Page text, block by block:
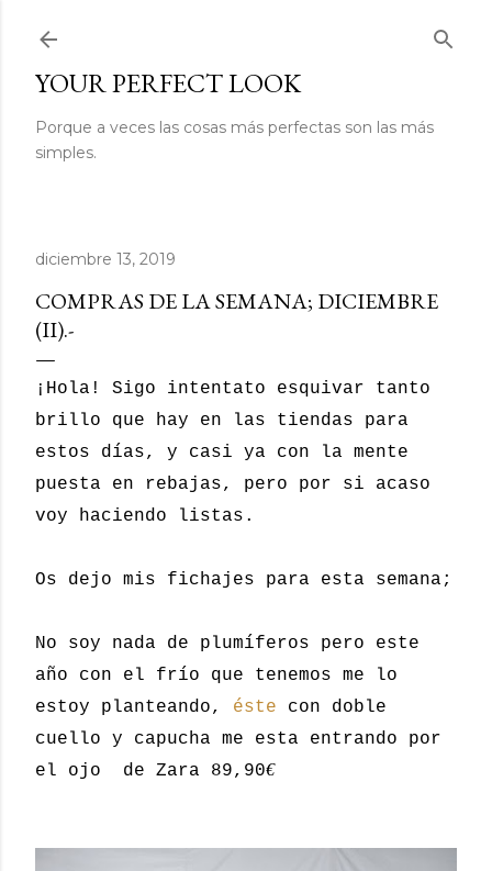
YOUR PERFECT LOOK
Porque a veces las cosas más perfectas son las más
simples.
diciembre 13, 2019
COMPRAS DE LA SEMANA; DICIEMBRE
(II).-
¡Hola! Sigo intentato esquivar tanto
brillo que hay en las tiendas para
estos días, y casi ya con la mente
puesta en rebajas, pero por si acaso
voy haciendo listas.
Os dejo mis fichajes para esta semana;
No soy nada de plumíferos pero este
año con el frío que tenemos me lo
estoy planteando, éste con doble
cuello y capucha me esta entrando por
el ojo de Zara 89,90€